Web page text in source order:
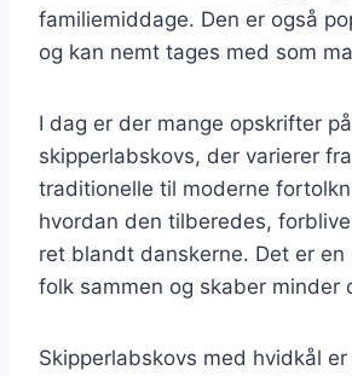
familiemiddage. Den er også
og kan nemt tages med som
I dag er der mange opskrifter på
skipperlabskovs, der varierer
traditionelle til moderne
hvordan den tilberedes,
ret blandt danskerne. Det er
folk sammen og skaber minder
Skipperlabskovs med hvidkål